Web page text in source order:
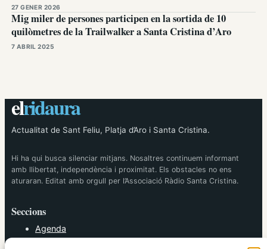
27 GENER 2026
Mig miler de persones participen en la sortida de 10
quilòmetres de la Trailwalker a Santa Cristina d’Aro
7 ABRIL 2025
elridaura
Actualitat de Sant Feliu, Platja d’Aro i Santa Cristina.
Hi ha qui busca silenciar mitjans. Nosaltres continuem informant
amb llibertat, independència i proximitat. Els obstacles no ens
aturaran. Editat amb orgull per l’Associació Ràdio Santa Cristina.
Seccions
Agenda